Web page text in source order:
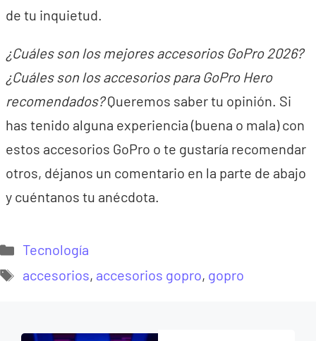
de tu inquietud.
¿Cuáles son los mejores accesorios GoPro 2026?
¿Cuáles son los accesorios para GoPro Hero
recomendados?Queremos saber tu opinión. Si
has tenido alguna experiencia (buena o mala) con
estos accesorios GoPro o te gustaría recomendar
otros, déjanos un comentario en la parte de abajo
y cuéntanos tu anécdota.
Categorías
Tecnología
Etiquetas
accesorios, accesorios gopro, gopro